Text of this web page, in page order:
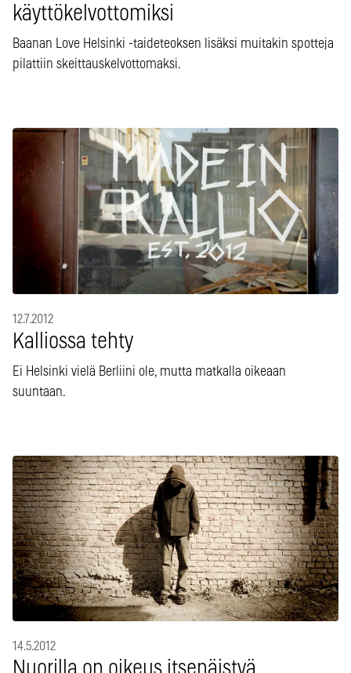
käyttökelvottomiksi
Baanan Love Helsinki -taideteoksen lisäksi muitakin spotteja
pilattiin skeittauskelvottomaksi.
12.7.2012
Kalliossa tehty
Ei Helsinki vielä Berliini ole, mutta matkalla oikeaan
suuntaan.
14.5.2012